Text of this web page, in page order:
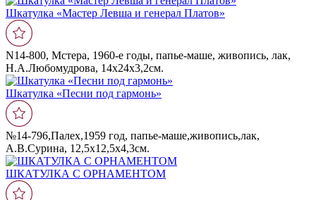
Шкатулка «Мастер Левша и генерал Платов»
N14-800, Мстера, 1960-е годы, папье-маше, живопись, лак,
Н.А.Любомудрова, 14х24х3,2см.
Шкатулка «Песни под гармонь»
№14-796,Палех,1959 год, папье-маше,живопись,лак,
А.В.Сурина, 12,5х12,5х4,3см.
ШКАТУЛКА С ОРНАМЕНТОМ